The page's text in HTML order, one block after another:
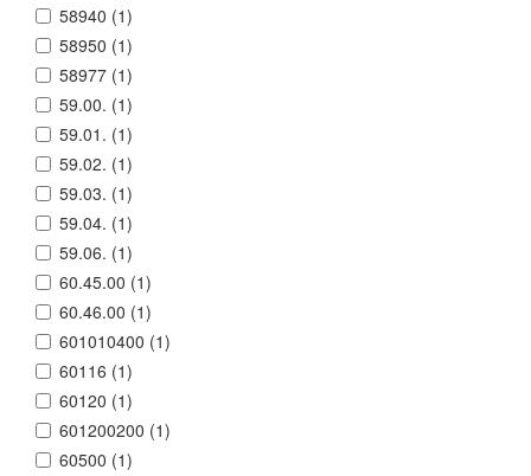
58940 (1)
58950 (1)
58977 (1)
59.00. (1)
59.01. (1)
59.02. (1)
59.03. (1)
59.04. (1)
59.06. (1)
60.45.00 (1)
60.46.00 (1)
601010400 (1)
60116 (1)
60120 (1)
601200200 (1)
60500 (1)